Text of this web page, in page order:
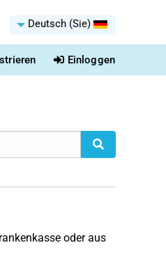
Deutsch (Sie)
Einloggen
oder aus